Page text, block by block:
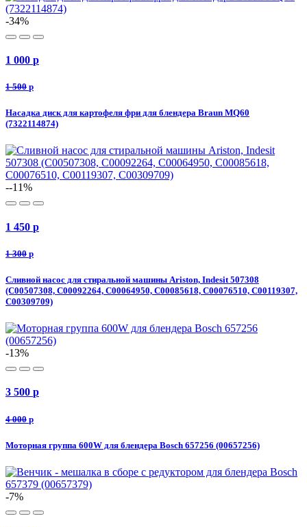
-34%
1 000 p
1 500 p
Насадка диск для картофеля фри для блендера Braun MQ60
(7322114874)
--11%
1 450 p
1 300 p
Сливной насос для стиральной машины Ariston, Indesit 507308
(C00507308, C00092264, C00064950, C00085618, C00076510, C00119307,
C00309709)
-13%
3 500 p
4 000 p
Моторная группа 600W для блендера Bosch 657256 (00657256)
-7%